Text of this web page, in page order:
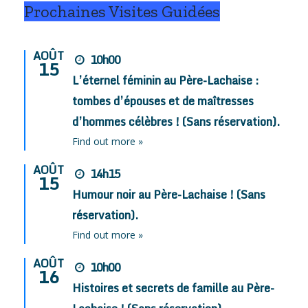
Prochaines Visites Guidées
AOÛT
15
10h00
L’éternel féminin au Père-Lachaise :
tombes d’épouses et de maîtresses
d’hommes célèbres ! (Sans réservation).
Find out more »
AOÛT
15
14h15
Humour noir au Père-Lachaise ! (Sans
réservation).
Find out more »
AOÛT
16
10h00
Histoires et secrets de famille au Père-